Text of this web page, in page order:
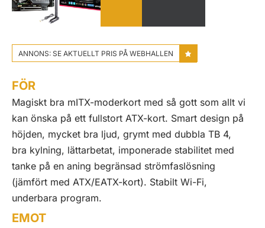
ANNONS: SE AKTUELLT PRIS PÅ WEBHALLEN
FÖR
Magiskt bra mITX-moderkort med så gott som allt vi
kan önska på ett fullstort ATX-kort. Smart design på
höjden, mycket bra ljud, grymt med dubbla TB 4,
bra kylning, lättarbetat, imponerade stabilitet med
tanke på en aning begränsad strömfaslösning
(jämfört med ATX/EATX-kort). Stabilt Wi-Fi,
underbara program.
EMOT